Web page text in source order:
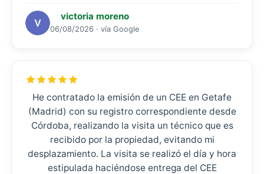
victoria moreno
06/08/2026 · vía Google
He contratado la emisión de un CEE en Getafe
(Madrid) con su registro correspondiente desde
Córdoba, realizando la visita un técnico que es
recibido por la propiedad, evitando mi
desplazamiento. La visita se realizó el día y hora
estipulada haciéndose entrega del CEE